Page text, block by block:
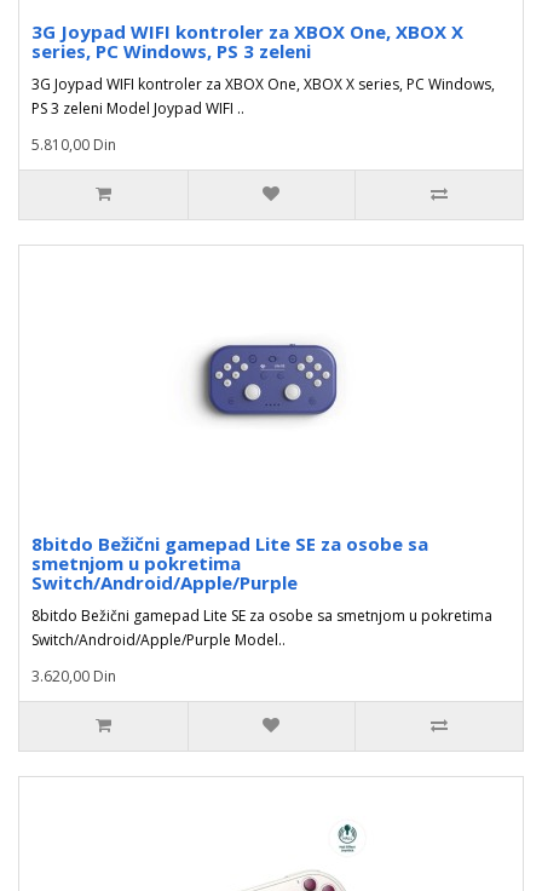
3G Joypad WIFI kontroler za XBOX One, XBOX X
series, PC Windows, PS 3 zeleni
3G Joypad WIFI kontroler za XBOX One, XBOX X series, PC Windows,
PS 3 zeleni Model Joypad WIFI ..
5.810,00 Din
8bitdo Bežični gamepad Lite SE za osobe sa
smetnjom u pokretima
Switch/Android/Apple/Purple
8bitdo Bežični gamepad Lite SE za osobe sa smetnjom u pokretima
Switch/Android/Apple/Purple Model..
3.620,00 Din